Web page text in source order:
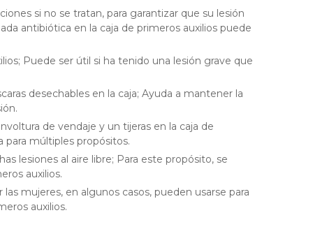
si no se tratan, para garantizar que su lesión
antibiótica en la caja de primeros auxilios puede
Puede ser útil si ha tenido una lesión grave que
desechables en la caja; Ayuda a mantener la
de vendaje y un tijeras en la caja de
para múltiples propósitos.
lesiones al aire libre; Para este propósito, se
auxilios.
mujeres, en algunos casos, pueden usarse para
auxilios.